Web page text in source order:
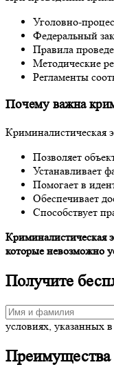
Уголовно-
Федеральный
Правила
Методические
Регламенты
Почему важна
Криминалистическая
Позволяет
Устанавливает
Помогает в
Обеспечивает
Способствует
Криминалистическая
которые невозможно
Получите
условиях, указанных в